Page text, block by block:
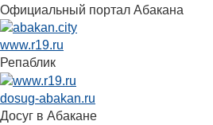
Официальный портал Абакана
www.r19.ru
Репаблик
dosug-abakan.ru
Досуг в Абакане